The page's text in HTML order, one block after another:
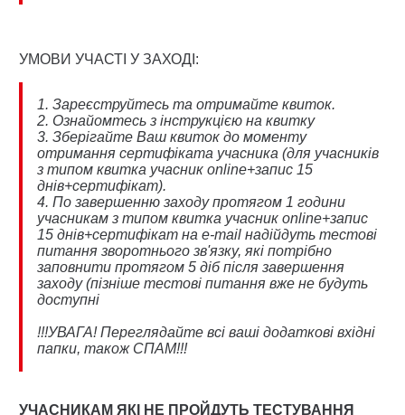
УМОВИ УЧАСТІ У ЗАХОДІ:
1. Зареєструйтесь та отримайте квиток.
2. Ознайомтесь з інструкцією на квитку
3. Зберігайте Ваш квиток до моменту
отримання сертифіката учасника (для учасників
з типом квитка учасник online+запис 15
днів+сертифікат).
4. По завершенню заходу протягом 1 години
учасникам з типом квитка учасник online+запис
15 днів+сертифікат на e-mail надійдуть тестові
питання зворотнього зв'язку, які потрібно
заповнити протягом 5 діб після завершення
заходу (пізніше тестові питання вже не будуть
доступні
!!!УВАГА! Переглядайте всі ваші додаткові вхідні
папки, також СПАМ!!!
УЧАСНИКАМ ЯКІ НЕ ПРОЙДУТЬ ТЕСТУВАННЯ